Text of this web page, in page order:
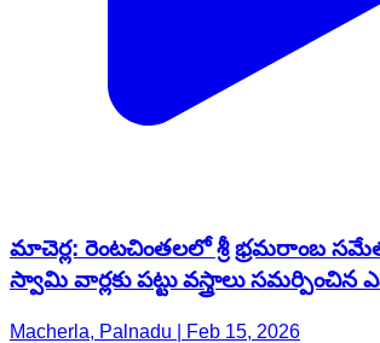
మాచెర్ల: రెంటచింతలలో శ్రీ భ్రమరాంబ సమేత
స్వామి వార్లకు పట్టు వస్త్రాలు సమర్పించిన
Macherla, Palnadu | Feb 15, 2026